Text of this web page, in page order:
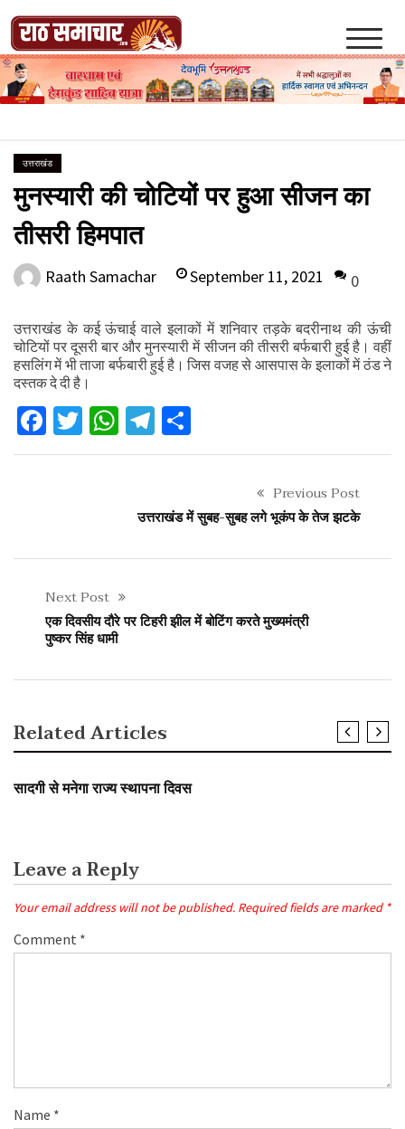
content
Raath Samachar
उत्तराखंड
मुनस्यारी की चोटियों पर हुआ सीजन का
तीसरी हिमपात
Raath Samachar September 11, 2021 0
उत्तराखंड के कई ऊंचाई वाले इलाकों में शनिवार तड़के बदरीनाथ की ऊंची
चोटियों पर दूसरी बार और मुनस्यारी में सीजन की तीसरी बर्फबारी हुई है। वहीं
हसलिंग में भी ताजा बर्फबारी हुई है। जिस वजह से आसपास के इलाकों में ठंड ने
दस्तक दे दी है।
Facebook
Twitter
WhatsApp
Telegram
Previous Post
उत्तराखंड में सुबह-सुबह लगे भूकंप के तेज झटके
Next Post
एक दिवसीय दौरे पर टिहरी झील में बोटिंग करते मुख्यमंत्री
पुष्कर सिंह धामी
Related Articles
सादगी से मनेगा राज्य स्थापना दिवस
Leave a Reply
Your email address will not be published. Required fields are marked *
Comment *
Name *